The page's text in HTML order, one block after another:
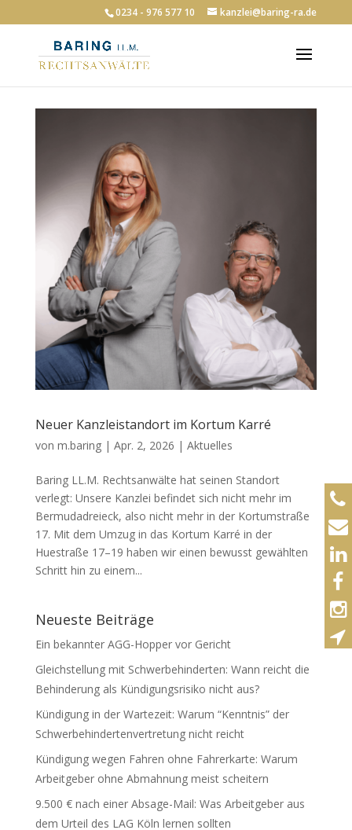
0234 - 976 577 10 kanzlei@baring-ra.de
Neuer Kanzleistandort im Kortum Karré
von m.baring| Apr. 2, 2026 | Aktuelles
Baring LL.M. Rechtsanwälte hat seinen Standort
verlegt: Unsere Kanzlei befindet sich nicht mehr im
Bermudadreieck, also nicht mehr in der Kortumstraße
17. Mit dem Umzug in das Kortum Karré in der
Huestraße 17–19 haben wir einen bewusst gewählten
Schritt hin zu einem...
Neueste Beiträge
Ein bekannter AGG-Hopper vor Gericht
Gleichstellung mit Schwerbehinderten: Wann reicht die
Behinderung als Kündigungsrisiko nicht aus?
Kündigung in der Wartezeit: Warum “Kenntnis” der
Schwerbehindertenvertretung nicht reicht
Kündigung wegen Fahren ohne Fahrerkarte: Warum
Arbeitgeber ohne Abmahnung meist scheitern
9.500 € nach einer Absage-Mail: Was Arbeitgeber aus
dem Urteil des LAG Köln lernen sollten